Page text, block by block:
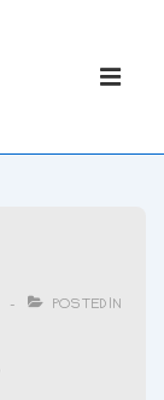
Main
POSTED IN